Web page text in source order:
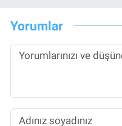
Yorumlar